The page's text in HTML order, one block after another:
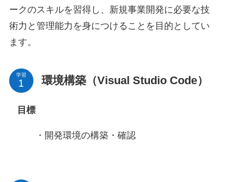
ークのスキルを習得し、新規事業開発に必要な技
術力と管理能力を身につけることを目的としてい
ます。
学習 環境構築（Visual Studio Code）
目標
・開発環境の構築・確認